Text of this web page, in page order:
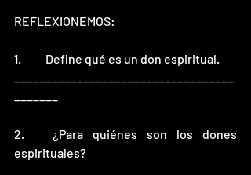
REFLEXIONEMOS:
1.	Define qué es un don espiritual.
2.	¿Para quiénes son los dones
espirituales?